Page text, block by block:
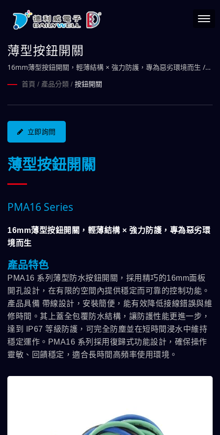
薄型按鈕開關
16mm薄型按鈕開關，輕薄結構 × 強力防護，專為惡劣環境而生 /
在開關的領域，世界因為我而有了秩序，我們掌控發號施令的關
首頁 / 產品分類 / 按鈕開關
立即詢問
薄型按鈕開關
PMA16 Series
16mm薄型按鈕開關，輕薄結構 × 強力防護，專為惡劣環
境而生
產品特色
PMA16 系列薄型防水按鈕開關，採用精巧的16mm面板
開孔設計，在有限的空間內提供穩定而可靠的控制功能。
產品具備 帶線設計，安裝簡便，能有效降低接線錯誤與維
修時間。其上蓋全包覆防水結構，讓防護性能更進一步，
達到 IP67 等級防護，可完全防塵並在短時間浸水中維持
穩定運作。PMA16 系列採用復歸式功能設計，確保操作
靈敏、回饋穩定，適合長時間高頻率使用環境。